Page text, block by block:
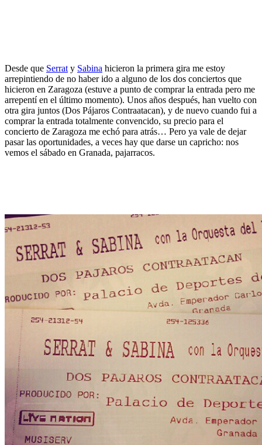
Desde que Serrat y Sabina hicieron la primera gira me estoy
arrepintiendo de no haber ido a alguno de los dos conciertos que
hicieron en Zaragoza (estuve a punto de comprar la entrada pero me
arrepentí en el último momento). Unos años después, han vuelto con
otra gira juntos (Dos Pájaros Contraatacan), y de nuevo cuando fui a
comprar la entrada totalmente convencido, su precio para el
concierto de Zaragoza me echó para atrás… Pero ya vale de dejar
pasar las oportunidades, a veces hay que darse un capricho: nos
vemos el sábado en Granada, pajarracos.